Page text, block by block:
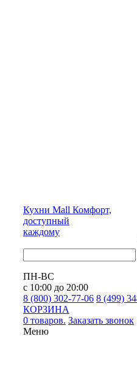
Кухни Mall Комфорт,
доступный
каждому
ПН-ВС
с 10:00 до 20:00
8 (800) 302-77-06 8 (499)
КОРЗИНА
0 товаров. Заказать звонок
Меню